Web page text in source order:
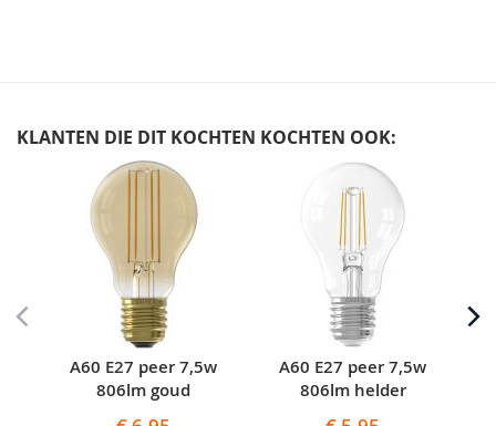
KLANTEN DIE DIT KOCHTEN KOCHTEN OOK:
carousel
A60 E27 peer 7,5w
806lm goud
A60 E27 peer 7,5w
806lm helder